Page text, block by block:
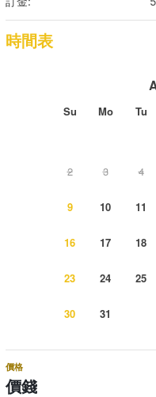
時間表
Su Mo Tu
2 3 4
9 10 11
16 17 18
23 24 25
30 31
價格
價錢